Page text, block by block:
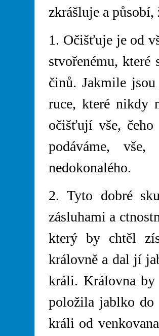
zkrášluje a
1. Očišťuje je od
stvořenému, které
činů. Jakmile
ruce, které nikdy
očišťují vše,
podáváme,
nedokonalého.
2. Tyto dobré
zásluhami a
který by chtěl
královně a dal jí
králi. Královna by
položila jablko do
králi od